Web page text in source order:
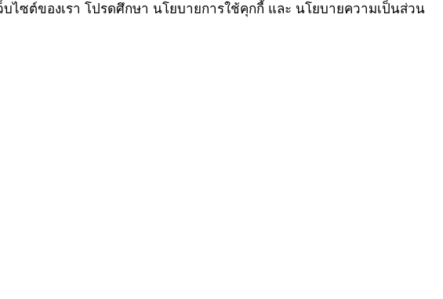
ไซต์ของเรา โปรดศึกษา นโยบายการใช้คุกกี้ และ นโยบายความเป็นส่วน